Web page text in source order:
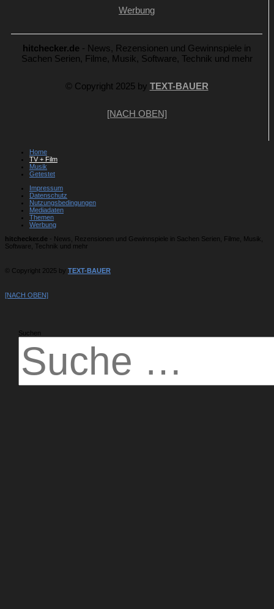
Werbung
hitchecker.de - News, Rezensionen und Gewinnspiele in
Sachen Serien, Filme, Musik, Software, Technik und mehr
© Copyright 2025 by TEXT-BAUER
[NACH OBEN]
Home
TV + Film
Musik
Getestet
Impressum
Datenschutz
Nutzungsbedingungen
Mediadaten
Themen
Werbung
hitchecker.de - News, Rezensionen und Gewinnspiele in Sachen Serien, Filme, Musik,
Software, Technik und mehr
© Copyright 2025 by TEXT-BAUER
[NACH OBEN]
Suchen